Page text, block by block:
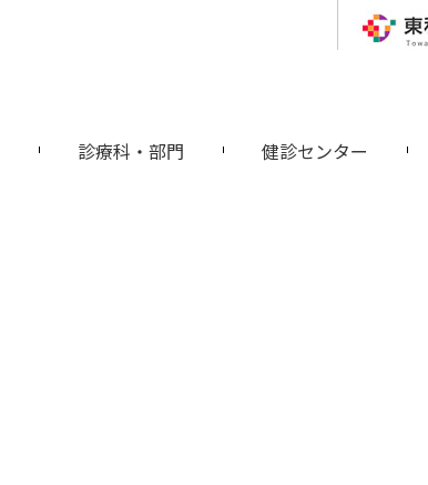
診療科・部門 健診センター